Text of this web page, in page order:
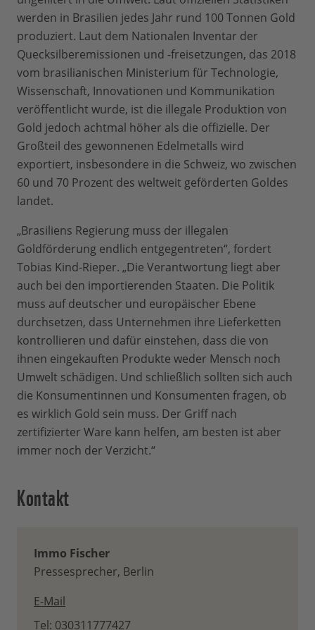
werden in Brasilien jedes Jahr rund 100 Tonnen Gold
produziert. Laut dem Nationalen Inventar der
Quecksilberemissionen und -freisetzungen, das 2018
vom brasilianischen Ministerium für Technologie,
Wissenschaft, Innovationen und Kommunikation
veröffentlicht wurde, ist die illegale Produktion von
Gold jedoch achtmal höher als die offizielle. Der
Großteil des gewonnenen Edelmetalls wird
exportiert, insbesondere in die Schweiz, wo zwischen
60 und 70 Prozent des weltweit geförderten Goldes
landet.
„Brasiliens Regierung muss der illegalen
Goldförderung endlich entgegentreten“, fordert
Tobias Kind-Rieper. „Die Verantwortung liegt aber
auch bei den importierenden Staaten. Die Politik
muss auf deutscher und europäischer Ebene
durchsetzen, dass Unternehmen ihre Lieferketten
kontrollieren und dafür einstehen, dass die von
ihnen eingekauften Produkte weder Mensch noch
Umwelt schädigen. Und schließlich sollten sich auch
die Konsumentinnen und Konsumenten fragen, ob
es wirklich Gold sein muss. Der Griff nach
zertifizierter Ware kann helfen, am besten ist aber
immer noch der Verzicht.“
Kontakt
Immo Fischer
Pressesprecher, Berlin
E-Mail
Tel: 030311777427